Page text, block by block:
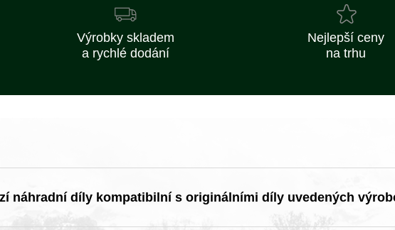
Výrobky skladem
a rychlé dodání
Nejlepší ceny
na trhu
náhradní díly kompatibilní s originálními díly uvedených